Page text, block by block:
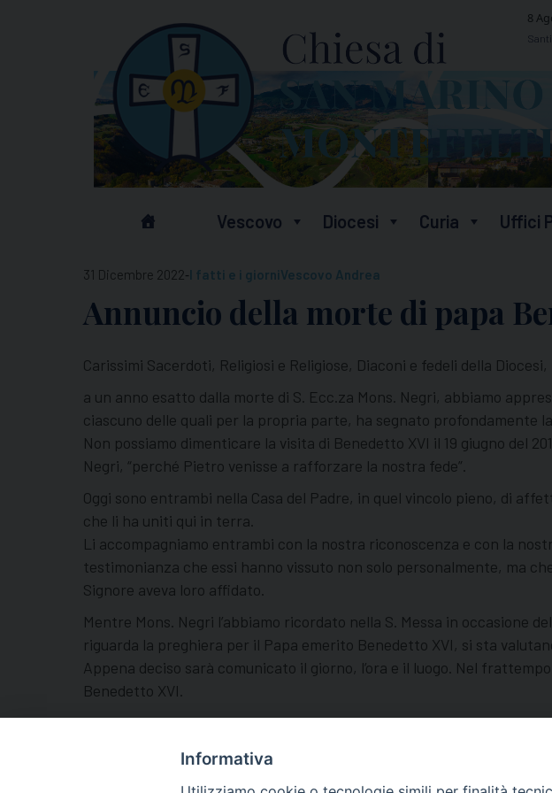
8
Vescovo Diocesi Curia Uffici
31 Dicembre 2022-I fatti e i giorniVescovo Andrea
Annuncio della morte di papa
Carissimi Sacerdoti, Religiosi e Religiose, Diaconi e fedeli della Diocesi,
a un anno esatto dalla morte di S. Ecc.za Mons. Negri, abbiamo
ciascuno delle quali per la propria parte, ha segnato profondamente
Non possiamo dimenticare la visita di Benedetto XVI il 19 giugno del
Negri, “perché Pietro venisse a rafforzare la nostra fede”.
Oggi sono entrambi nella Casa del Padre, in quel vincolo pieno, di
che li ha uniti qui in terra.
Li accompagniamo entrambi con la nostra riconoscenza e con la
testimonianza che essi hanno vissuto non solo personalmente, ma
Signore aveva loro affidato.
Mentre Mons. Negri l’abbiamo ricordato nella S. Messa in occasione
riguarda la preghiera per il Papa emerito Benedetto XVI, si sta
Appena deciso sarà comunicato il giorno, l’ora e il luogo. Nel
Benedetto XVI.
Pennabilli, 31 dicembre 2022
Mons. Elio CiccioniInformativa